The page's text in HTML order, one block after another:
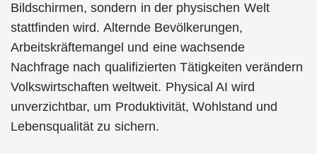
Bildschirmen, sondern in der physischen Welt
stattfinden wird. Alternde Bevölkerungen,
Arbeitskräftemangel und eine wachsende
Nachfrage nach qualifizierten Tätigkeiten verändern
Volkswirtschaften weltweit. Physical AI wird
unverzichtbar, um Produktivität, Wohlstand und
Lebensqualität zu sichern.